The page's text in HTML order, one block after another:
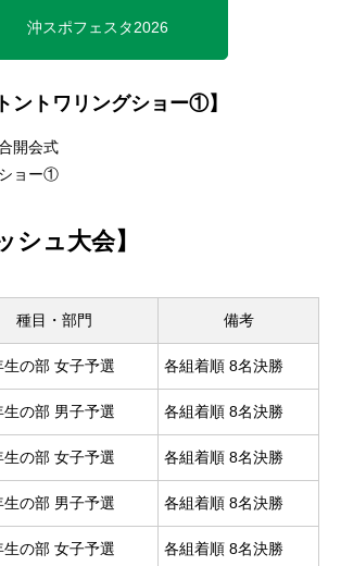
！
沖スポフェスタ2026
ントワリングショー①】
開会式
ョー①
シュ大会】
種目・部門 備考
生の部 女子予選 各組着順 8名決勝
生の部 男子予選 各組着順 8名決勝
生の部 女子予選 各組着順 8名決勝
生の部 男子予選 各組着順 8名決勝
生の部 女子予選 各組着順 8名決勝